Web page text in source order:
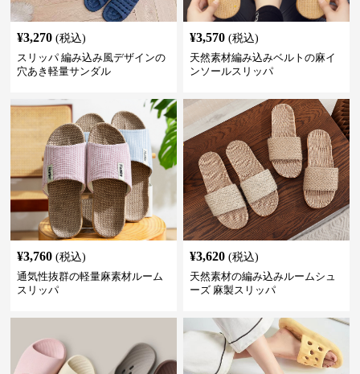
¥3,270 (税込)
スリッパ 編み込み風デザインの
穴あき軽量サンダル
¥3,570 (税込)
天然素材編み込みベルトの麻イ
ンソールスリッパ
¥3,760 (税込)
通気性抜群の軽量麻素材ルーム
スリッパ
¥3,620 (税込)
天然素材の編み込みルームシュ
ーズ 麻製スリッパ